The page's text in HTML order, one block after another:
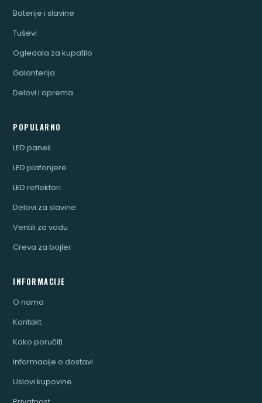
Baterije i slavine
Tuševi
Ogledala za kupatilo
Galanterija
Delovi i oprema
POPULARNO
LED paneli
LED plafonjere
LED reflektori
Delovi za slavine
Ventili za vodu
Creva za bojler
INFORMACIJE
O nama
Kontakt
Kako poručiti
Informacije o dostavi
Uslovi kupovine